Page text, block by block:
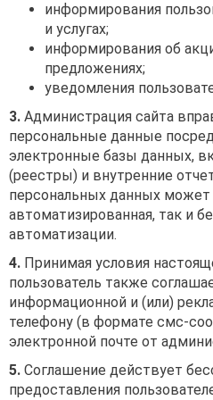
информирования
и услугах;
информирования об
предложениях;
уведомления
3. Администрация сайта
персональные данные
электронные базы данных,
(реестры) и внутренние
персональных данных может
автоматизированная, так и
автоматизации.
4. Принимая условия
пользователь также
информационной и (или)
телефону (в формате смс-
электронной почте от
5. Соглашение действует
предоставления